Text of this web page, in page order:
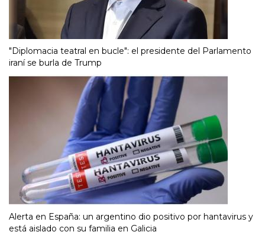
"Diplomacia teatral en bucle": el presidente del Parlamento
iraní se burla de Trump
Alerta en España: un argentino dio positivo por hantavirus y
está aislado con su familia en Galicia